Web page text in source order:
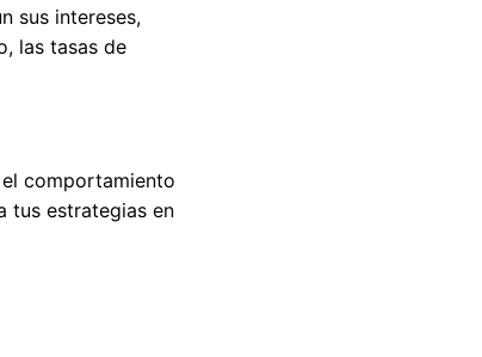
sus intereses,
las tasas de
comportamiento
tus estrategias en